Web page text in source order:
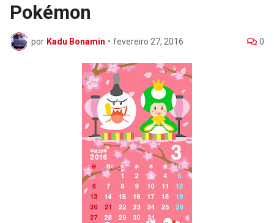
Pokémon
por Kadu Bonamin • fevereiro 27, 2016 0